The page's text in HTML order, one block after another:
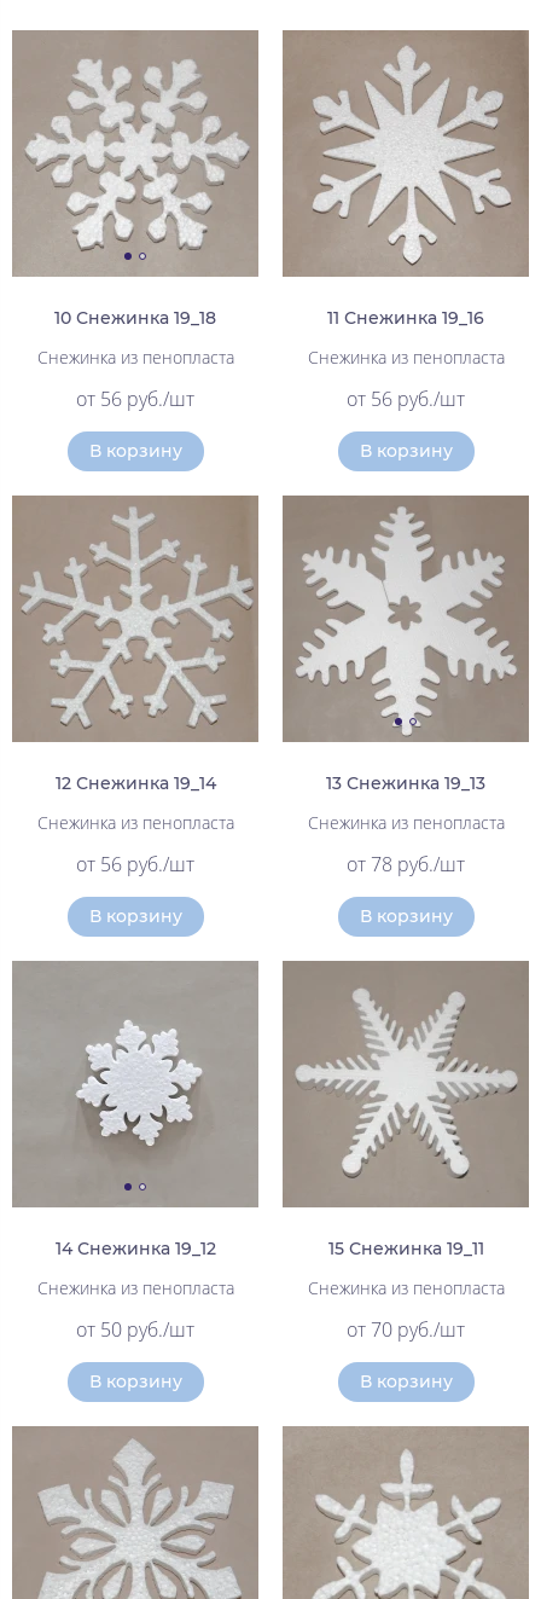
10 Снежинка 19_18
Снежинка из пенопласта
от 56 руб./шт
В корзину
11 Снежинка 19_16
Снежинка из пенопласта
от 56 руб./шт
В корзину
12 Снежинка 19_14
Снежинка из пенопласта
от 56 руб./шт
В корзину
13 Снежинка 19_13
Снежинка из пенопласта
от 78 руб./шт
В корзину
14 Снежинка 19_12
Снежинка из пенопласта
от 50 руб./шт
В корзину
15 Снежинка 19_11
Снежинка из пенопласта
от 70 руб./шт
В корзину